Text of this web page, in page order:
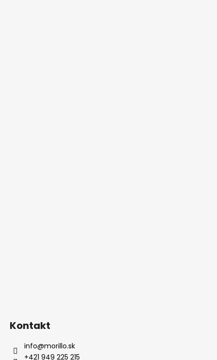
Kontakt
info@morillo.sk
+421 949 225 215